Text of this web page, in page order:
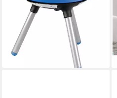
32.00 x 33.00 x 32.00 cm
122,90 €
11,22 €
mtl. in 12 Raten
lieferbar - in 5-6 Werktagen bei dir